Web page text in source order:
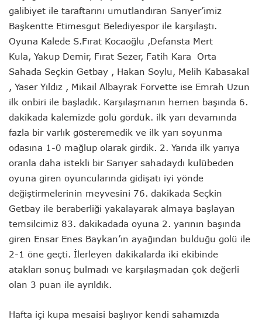
galibiyet ile taraftarını umutlandıran Sarıyer’imiz
Başkentte Etimesgut Belediyespor ile karşılaştı.
Oyuna Kalede S.Fırat Kocaoğlu ,Defansta Mert
Kula, Yakup Demir, Fırat Sezer, Fatih Kara Orta
Sahada Seçkin Getbay , Hakan Soylu, Melih Kabasakal
, Yaser Yıldız , Mikail Albayrak Forvette ise Emrah Uzun
ilk onbiri ile başladık. Karşılaşmanın hemen başında 6.
dakikada kalemizde golü gördük. ilk yarı devamında
fazla bir varlık gösteremedik ve ilk yarı soyunma
odasına 1-0 mağlup olarak girdik. 2. Yarıda ilk yarıya
oranla daha istekli bir Sarıyer sahadaydı kulübeden
oyuna giren oyuncularında gidişatı iyi yönde
değiştirmelerinin meyvesini 76. dakikada Seçkin
Getbay ile beraberliği yakalayarak almaya başlayan
temsilcimiz 83. dakikadada oyuna 2. yarının başında
giren Ensar Enes Baykan’ın ayağından bulduğu golü ile
2-1 öne geçti. İlerleyen dakikalarda iki ekibinde
atakları sonuç bulmadı ve karşılaşmadan çok değerli
olan 3 puan ile ayrıldık.
Hafta içi kupa mesaisi başlıyor kendi sahamızda